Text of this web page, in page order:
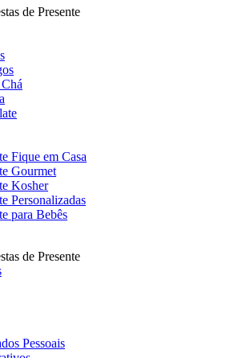
de Presente
Fique em Casa
Gourmet
Kosher
Personalizadas
para Bebês
de Presente
Pessoais